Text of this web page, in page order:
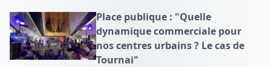
Place publique : "Quelle
dynamique commerciale pour
nos centres urbains ? Le cas de
Tournai"